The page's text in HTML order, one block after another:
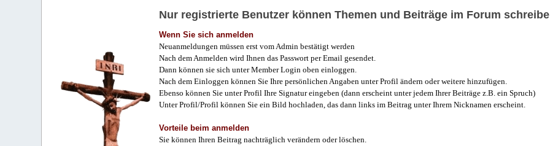
Nur registrierte Benutzer können Themen und Beiträge im Forum
Wenn Sie sich anmelden
Neuanmeldungen müssen erst vom Admin bestätigt werden
Nach dem Anmelden wird Ihnen das Passwort per Email gesendet.
Dann können sie sich unter Member Login oben einloggen.
Nach dem Einloggen können Sie Ihre persönlichen Angaben unter Profil ändern oder weitere hinzufügen.
Ebenso können Sie unter Profil Ihre Signatur eingeben (dann erscheint unter jedem Ihrer Beiträge z.B. ein Spruch)
Unter Profil/Profil können Sie ein Bild hochladen, das dann links im Beitrag unter Ihrem Nicknamen erscheint.
Vorteile beim anmelden
Sie können Ihren Beitrag nachträglich verändern oder löschen.